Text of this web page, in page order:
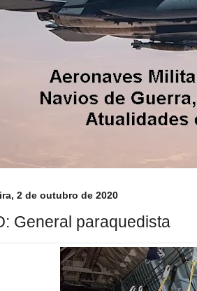
2 de outubro de 2020
General paraquedista